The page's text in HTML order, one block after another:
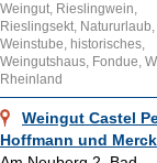
Weingut, Rieslingwein,
Rieslingsekt, Natururlaub,
Weinstube, historisches,
Weingutshaus, Fondue,
Rheinland
Weingut Castel
Hoffmann und